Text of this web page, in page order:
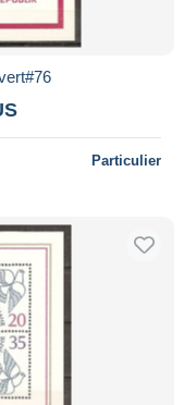
Particulier